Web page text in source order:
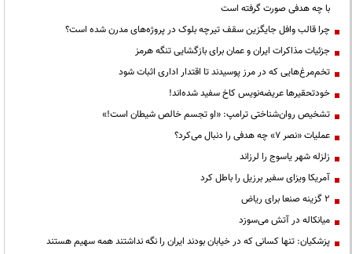
با چه هدفی صورت گرفته است
چرا قالب وافل جایگزین سقف تیرچه بلوک در پروژه‌های مدرن شده است؟
جزئیات مذاکرات ایران و عمان برای بازگشایی تنگه هرمز
تخم‌مرغ‌هایی که در مرز پوسیدند تا اقتدار اداری اثبات شود
خودتحقیرها عریضه‌نویس کاخ سفید شده‌اند!
تشخیص روان‌شناختی ترامپ: «او تجسم خالص شیطان است!»
عملیات «نصر ۷» چه هدفی را دنبال می‌کرد؟
زلزله شهر یاسوج را لرزاند
آمریکا ویزای سفیر برزیل را باطل کرد
۲ گزینه صنعا برای ریاض
میانکاله در آتش می‌سوزد
پزشکیان: تنها کسانی که در خیابان بودند ایران را نگه نداشتند همه سهیم هستند